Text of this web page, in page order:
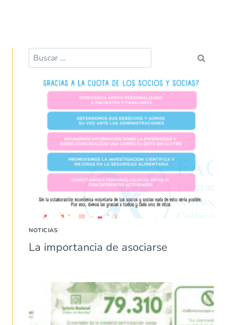
Buscar:
NOTICIAS
La importancia de asociarse